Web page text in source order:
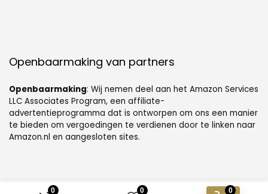
0 0 0
Openbaarmaking van partners
Openbaarmaking: Wij nemen deel aan het Amazon Services
LLC Associates Program, een affiliate-
advertentieprogramma dat is ontworpen om ons een manier
te bieden om vergoedingen te verdienen door te linken naar
Amazon.nl en aangesloten sites.